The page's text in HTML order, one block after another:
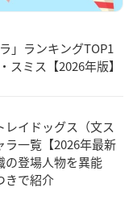
」ランキングTOP1
ミス【2026年版】
レイドッグス（文ス
ラ一覧【2026年最新
の登場人物を異能
きで紹介